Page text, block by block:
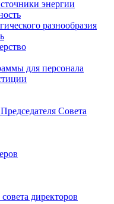
энергии
разнообразия
для персонала
Совета
директоров